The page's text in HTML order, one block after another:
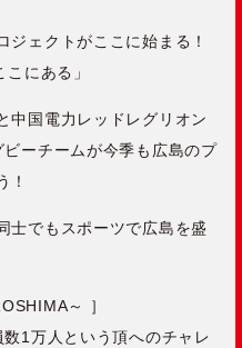
ジェクトがここに始まる！
こにある」
中国電力レッドレグリオン
ーチームが今季も広島のプ
！
士でもスポーツで広島を盛
～ ］
1万人という頂へのチャレ